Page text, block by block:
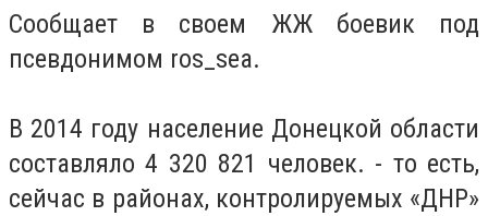
Сообщает в своем ЖЖ боевик под
псевдонимом ros_sea.
В 2014 году население Донецкой области
составляло 4 320 821 человек. - то есть,
сейчас в районах, контролируемых «ДНР»